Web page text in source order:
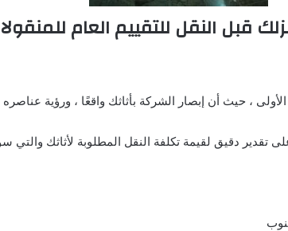
قبل النقل للتقييم العام
، حيث أن إبصار الشركة بأثاثك واقعًا ، ورؤية
دقيق لقيمة تكلفة النقل المطلوبة لأثاثك